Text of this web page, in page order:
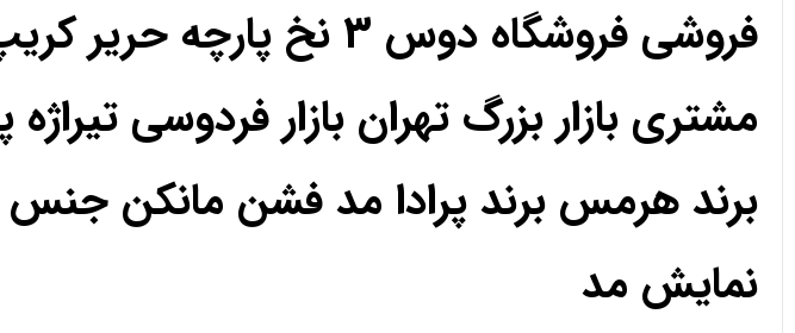
فروشی فروشگاه دوس 3 نخ پارچه حریر کریپ ساتن اعتماد رضایت رضایت
مشتری بازار بزرگ تهران بازار فردوسی تیراژه
برند هرمس برند پرادا مد فشن مانکن جنس
نمایش مد